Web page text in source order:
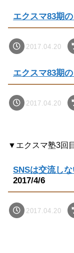
エクスマ83期
2017.04.20
エクスマ83期
2017.04.20
▼エクスマ塾3回目
SNSは交流し
2017/4/6
2017.04.20